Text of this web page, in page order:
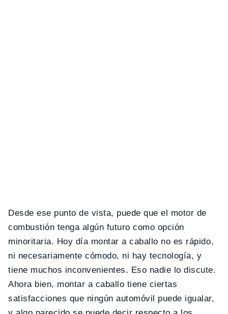
Desde ese punto de vista, puede que el motor de
combustión tenga algún futuro como opción
minoritaria. Hoy día montar a caballo no es rápido,
ni necesariamente cómodo, ni hay tecnología, y
tiene muchos inconvenientes. Eso nadie lo discute.
Ahora bien, montar a caballo tiene ciertas
satisfacciones que ningún automóvil puede igualar,